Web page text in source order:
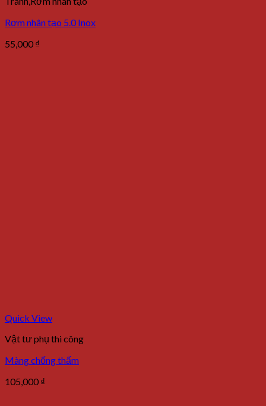
Rơm nhân tạo 5.0 Inox
55,000 ₫
Quick View
Vật tư phụ thi công
Màng chống thấm
105,000 ₫